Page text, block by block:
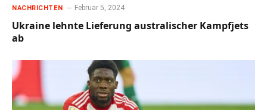
NACHRICHTEN Februar 5, 2024
Ukraine lehnte Lieferung australischer Kampfjets
ab